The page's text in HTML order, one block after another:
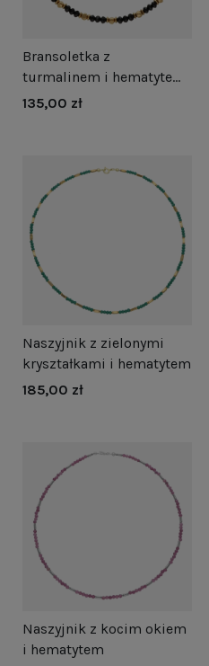
Bransoletka z
turmalinem i hematytem
srebro pozłacane
135,00 zł
Naszyjnik z zielonymi
kryształkami i hematytem
185,00 zł
Naszyjnik z kocim okiem
i hematytem